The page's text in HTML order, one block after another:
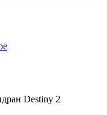
Destiny 2